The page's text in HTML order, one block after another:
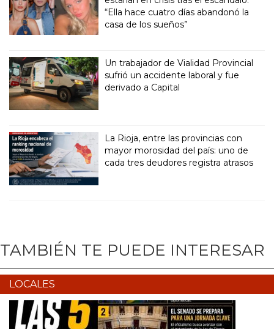
“Ella hace cuatro días abandonó la
casa de los sueños”
Un trabajador de Vialidad Provincial
sufrió un accidente laboral y fue
derivado a Capital
La Rioja, entre las provincias con
mayor morosidad del país: uno de
cada tres deudores registra atrasos
TAMBIÉN TE PUEDE INTERESAR
LOCALES